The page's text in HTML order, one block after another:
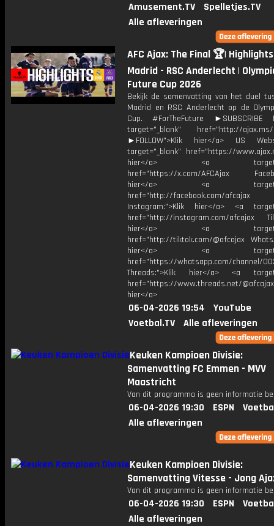
Amusement.TV
Spelletjes.TV
Alle afleveringen
AFC Ajax: The Final 🏆|
Madrid - RSC Anderlecht |
Future Cup 2026
Bekijk de samenvatting van het duel
Madrid en RSC Anderlecht op de
Cup. #ForTheFuture ►SUBSCRIBE
target="_blank" href="http://ajax.ms/
►FOLLOW">Klik hier</a> US
target="_blank" href="https://
hier</a> <a
href="https://x.com/AFCAjax
hier</a> <a
href="http://facebook.com/afcajax
Instagram:">Klik hier</a> <a
href="http://instagram.com/afcajax
hier</a> <a
href="http://tiktok.com/@afcajax
hier</a> <a
href="https://whatsapp.com/channel/
Threads:">Klik hier</a> <a
href="https://www.threads.net/
hier</a>
06-04-2026 19:54
YouTube
Voetbal.TV
Alle afleveringen
Keuken Kampioen Divisie:
Samenvatting FC Emmen - MVV
Maastricht
Van dit programma is geen informatie
06-04-2026 19:30 ESPN
Alle afleveringen
Keuken Kampioen Divisie:
Samenvatting Vitesse - Jong
Van dit programma is geen informatie
06-04-2026 19:30 ESPN
Alle afleveringen